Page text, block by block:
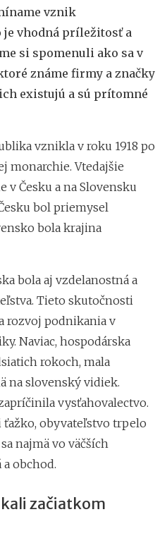
vznik
je vhodná príležitosť a
si spomenuli ako sa v
známe firmy a značky
existujú a sú prítomné
vznikla v roku 1918 po
monarchie. Vtedajšie
Česku a na Slovensku
bol priemysel
bola krajina
bola aj vzdelanostná a
Tieto skutočnosti
rozvoj podnikania v
Naviac, hospodárska
rokoch, mala
na slovenský vidiek.
vysťahovalectvo.
ťažko, obyvateľstvo trpelo
najmä vo väčších
obchod.
začiatkom